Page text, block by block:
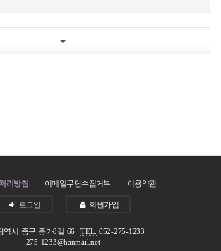
리방침 이메일무단수집거부 이용약관
로그인 회원가입
역시 중구 종가8길 66TEL. 052-275-1233
275-1233@hanmail.net